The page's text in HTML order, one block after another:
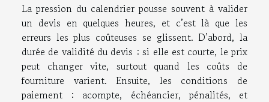
La pression du calendrier pousse souvent à valider
un devis en quelques heures, et c’est là que les
erreurs les plus coûteuses se glissent. D’abord, la
durée de validité du devis : si elle est courte, le prix
peut changer vite, surtout quand les coûts de
fourniture varient. Ensuite, les conditions de
paiement : acompte, échéancier, pénalités, et